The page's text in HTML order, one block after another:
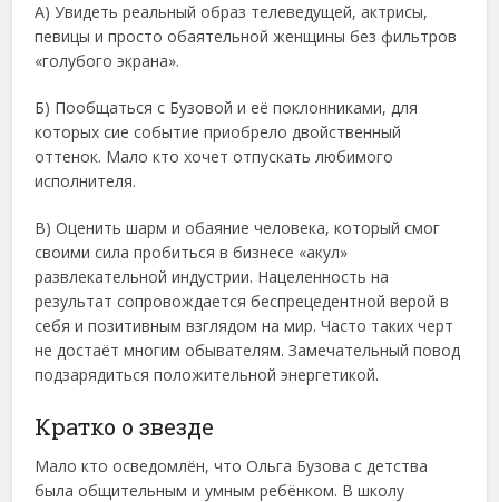
А) Увидеть реальный образ телеведущей, актрисы,
певицы и просто обаятельной женщины без фильтров
«голубого экрана».
Б) Пообщаться с Бузовой и её поклонниками, для
которых сие событие приобрело двойственный
оттенок. Мало кто хочет отпускать любимого
исполнителя.
В) Оценить шарм и обаяние человека, который смог
своими сила пробиться в бизнесе «акул»
развлекательной индустрии. Нацеленность на
результат сопровождается беспрецедентной верой в
себя и позитивным взглядом на мир. Часто таких черт
не достаёт многим обывателям. Замечательный повод
подзарядиться положительной энергетикой.
Кратко о звезде
Мало кто осведомлён, что Ольга Бузова с детства
была общительным и умным ребёнком. В школу